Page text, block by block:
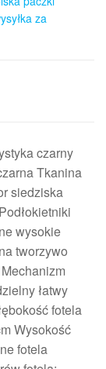
za
czarny
Tkanina
siedziska
wysokie
tworzywo
łatwy
fotela
Wysokość
fotela